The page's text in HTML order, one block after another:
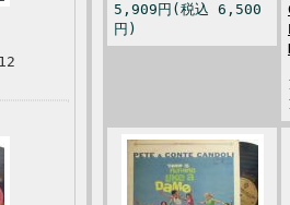
5,909円(税込 6,500
円)